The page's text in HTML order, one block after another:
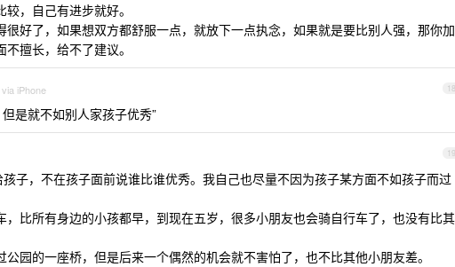
，自己有进步就好。
很好了，如果想双方都舒服一点，就放下一点执念，如果就是要比别人强，那你加
擅长，给不了建议。
18
iPhone
是就不如别人家孩子优秀”
19
孩子，不在孩子面前说谁比谁优秀。我自己也尽量不因为孩子某方面不如孩子而过
，比所有身边的小孩都早，到现在五岁，很多小朋友也会骑自行车了，也没有比其
园的一座桥，但是后来一个偶然的机会就不害怕了，也不比其他小朋友差。